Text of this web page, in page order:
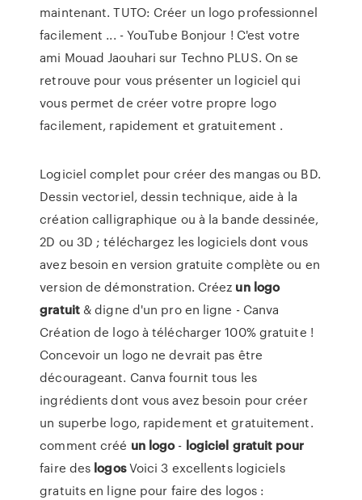
maintenant. TUTO: Créer un logo professionnel
facilement ... - YouTube Bonjour ! C'est votre
ami Mouad Jaouhari sur Techno PLUS. On se
retrouve pour vous présenter un logiciel qui
vous permet de créer votre propre logo
facilement, rapidement et gratuitement .
Logiciel complet pour créer des mangas ou BD.
Dessin vectoriel, dessin technique, aide à la
création calligraphique ou à la bande dessinée,
2D ou 3D ; téléchargez les logiciels dont vous
avez besoin en version gratuite complète ou en
version de démonstration. Créez un logo
gratuit& digne d'un pro en ligne - Canva
Création de logo à télécharger 100% gratuite !
Concevoir un logo ne devrait pas être
décourageant. Canva fournit tous les
ingrédients dont vous avez besoin pour créer
un superbe logo, rapidement et gratuitement.
comment créé un logo- logiciel gratuit pour
faire des logosVoici 3 excellents logiciels
gratuits en ligne pour faire des logos :